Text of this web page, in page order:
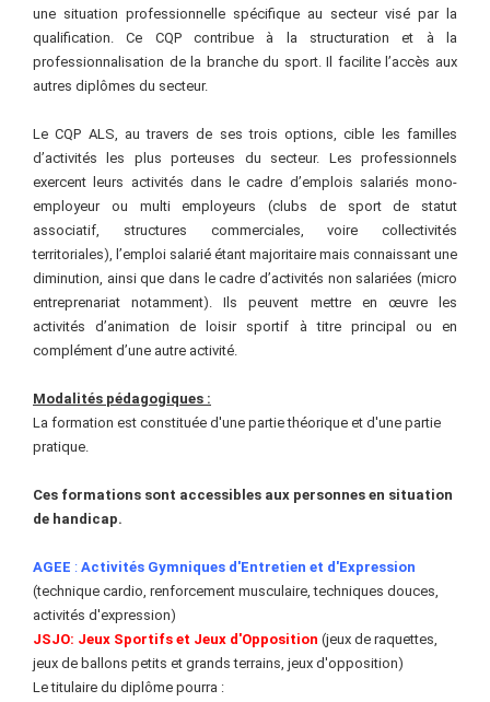
une situation professionnelle spécifique au secteur visé par la
qualification. Ce CQP contribue à la structuration et à la
professionnalisation de la branche du sport. Il facilite l’accès aux
autres diplômes du secteur.
Le CQP ALS, au travers de ses trois options, cible les familles
d’activités les plus porteuses du secteur. Les professionnels
exercent leurs activités dans le cadre d’emplois salariés mono-
employeur ou multi employeurs (clubs de sport de statut
associatif, structures commerciales, voire collectivités
territoriales), l’emploi salarié étant majoritaire mais connaissant une
diminution, ainsi que dans le cadre d’activités non salariées (micro
entreprenariat notamment). Ils peuvent mettre en œuvre les
activités d’animation de loisir sportif à titre principal ou en
complément d’une autre activité.
Modalités pédagogiques :
La formation est constituée d'une partie théorique et d'une partie
pratique.
Ces formations sont accessibles aux personnes en situation
de handicap.
AGEE : Activités Gymniques d'Entretien et d'Expression
(technique cardio, renforcement musculaire, techniques douces,
activités d'expression)
JSJO: Jeux Sportifs et Jeux d'Opposition (jeux de raquettes,
jeux de ballons petits et grands terrains, jeux d'opposition)
Le titulaire du diplôme pourra :